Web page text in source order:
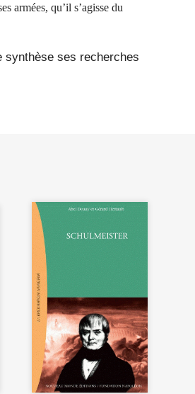
armées, qu’il s’agisse du
synthèse ses recherches